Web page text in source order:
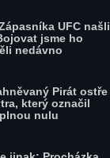
UFC našli
jsme ho
nedávno
Pirát ostře
který označil
nulu